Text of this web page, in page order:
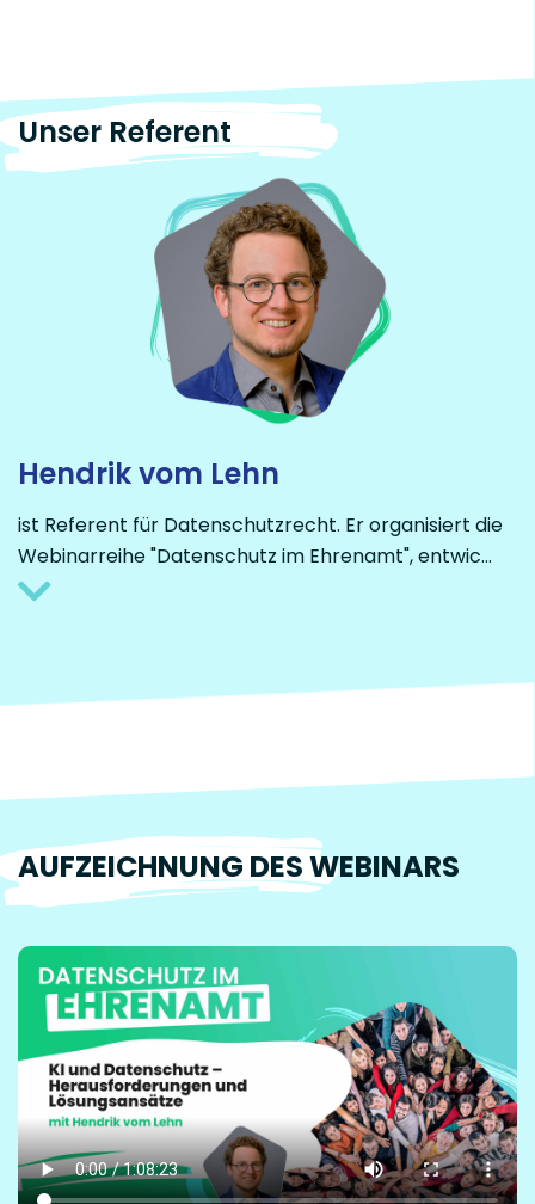
Unser Referent
Hendrik vom Lehn
ist Referent für Datenschutzrecht. Er organisiert die
Webinarreihe "Datenschutz im Ehrenamt", entwic…
AUFZEICHNUNG DES WEBINARS